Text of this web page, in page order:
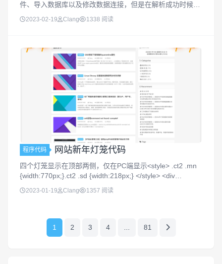
件、导入数据库以及修改数据连接，但是在解析成功时候打
开网站有出现"Database Server Error"错误信息，这个问题
是怎么办的？其实我们应该可以理解是PHP不兼容的...
2023-02-19 Clang 1338 阅读
程序代码 网站新年灯笼代码
四个灯笼显示在顶部两侧，仅在PC端显示<style> .ct2 .mn
{width:770px;}.ct2 .sd {width:218px;} </style> <div
2023-01-19 Clang 1357 阅读
1 2 3 4 81